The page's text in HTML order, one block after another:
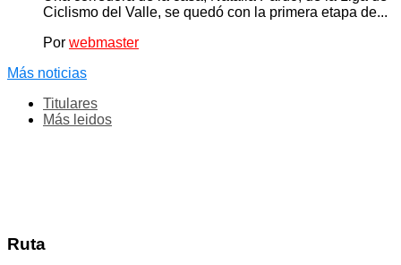
Ciclismo del Valle, se quedó con la primera etapa de...
Por webmaster
Más noticias
Titulares
Más leidos
Ruta